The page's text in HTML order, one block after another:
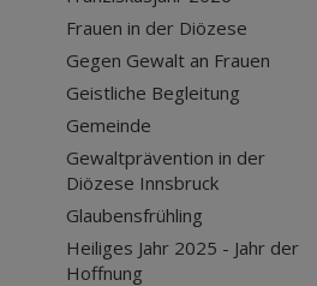
Frauen in der Diözese
Gegen Gewalt an Frauen
Geistliche Begleitung
Gemeinde
Gewaltprävention in der
Diözese Innsbruck
Glaubensfrühling
Heiliges Jahr 2025 - Jahr der
Hoffnung